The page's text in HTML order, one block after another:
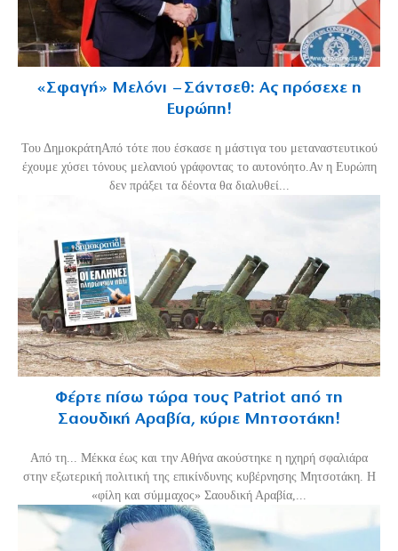
«Σφαγή» Μελόνι – Σάντσεθ: Ας πρόσεχε η
Ευρώπη!
Του ΔημοκράτηΑπό τότε που έσκασε η μάστιγα του μεταναστευτικού
έχουμε χύσει τόνους μελανιού γράφοντας το αυτονόητο.Αν η Ευρώπη
δεν πράξει τα δέοντα θα διαλυθεί...
Φέρτε πίσω τώρα τους Patriot από τη
Σαουδική Αραβία, κύριε Μητσοτάκη!
Από τη... Μέκκα έως και την Αθήνα ακούστηκε η ηχηρή σφαλιάρα
στην εξωτερική πολιτική της επικίνδυνης κυβέρνησης Μητσοτάκη. Η
«φίλη και σύμμαχος» Σαουδική Αραβία,...